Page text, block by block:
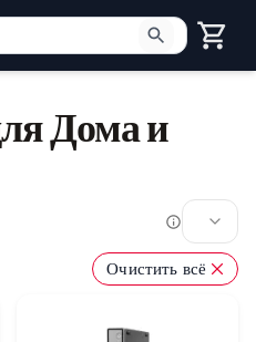
для поиска. Нажмите
Дома и
Очистить всё